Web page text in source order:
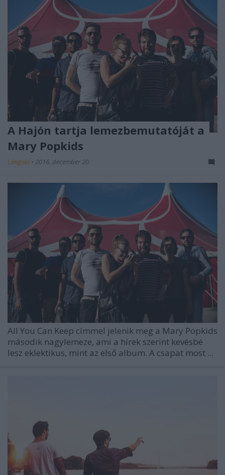
A Hajón tartja lemezbemutatóját a
Mary Popkids
Lángoló • 2016. december 20.
All You Can Keep címmel jelenik meg a Mary Popkids
második nagylemeze, ami a hírek szerint kevésbé
lesz eklektikus, mint az első album. A csapat most ...